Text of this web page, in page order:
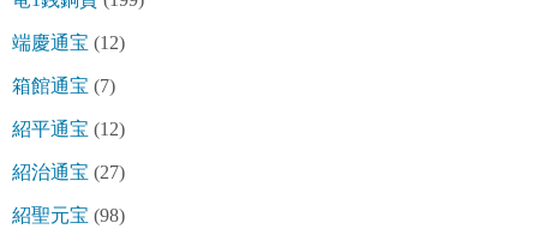
端慶通宝 (12)
箱館通宝 (7)
紹平通宝 (12)
紹治通宝 (27)
紹聖元宝 (98)